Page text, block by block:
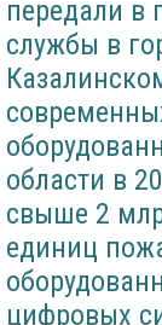
передали в
службы в
области в
свыше 2
единиц
цифровых